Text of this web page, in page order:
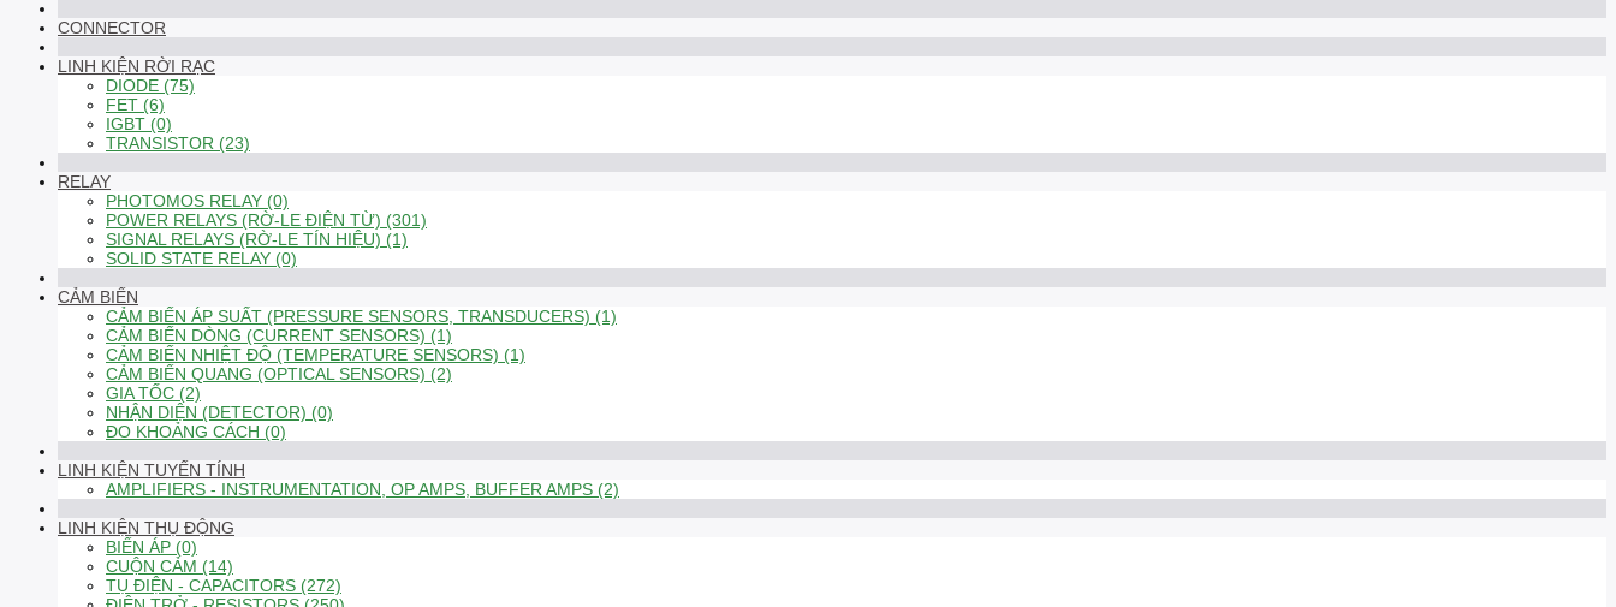
CONNECTOR
LINH KIỆN RỜI RẠC
DIODE (75)
FET (6)
IGBT (0)
TRANSISTOR (23)
RELAY
PHOTOMOS RELAY (0)
POWER RELAYS (RỜ-LE ĐIỆN TỪ) (301)
SIGNAL RELAYS (RỜ-LE TÍN HIỆU) (1)
SOLID STATE RELAY (0)
CẢM BIẾN
CẢM BIẾN ÁP SUẤT (PRESSURE SENSORS, TRANSDUCERS) (1)
CẢM BIẾN DÒNG (CURRENT SENSORS) (1)
CẢM BIẾN NHIỆT ĐỘ (TEMPERATURE SENSORS) (1)
CẢM BIẾN QUANG (OPTICAL SENSORS) (2)
GIA TỐC (2)
NHẬN DIỆN (DETECTOR) (0)
ĐO KHOẢNG CÁCH (0)
LINH KIỆN TUYẾN TÍNH
AMPLIFIERS - INSTRUMENTATION, OP AMPS, BUFFER AMPS (2)
LINH KIỆN THỤ ĐỘNG
BIẾN ÁP (0)
CUỘN CẢM (14)
TỤ ĐIỆN - CAPACITORS (272)